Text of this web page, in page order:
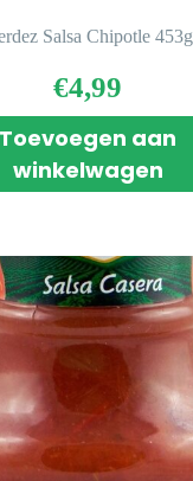
Salsa Chipotle 453g
€4,99
Toevoegen aan
winkelwagen